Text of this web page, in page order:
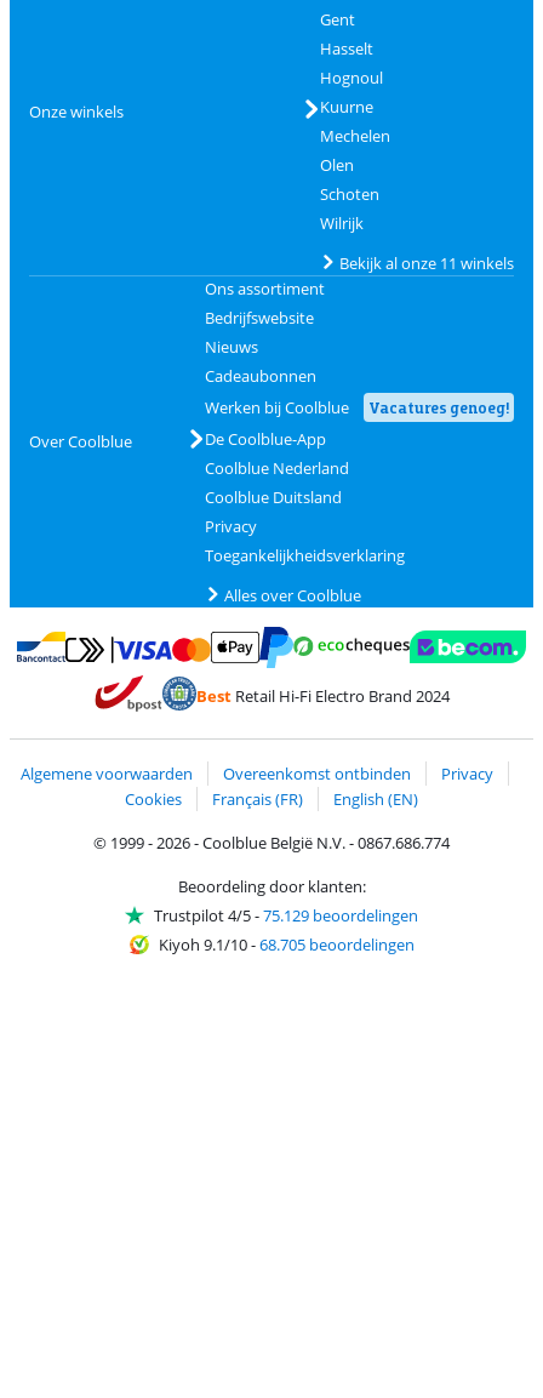
Onze winkels
Gent
Hasselt
Hognoul
Kuurne
Mechelen
Olen
Schoten
Wilrijk
Bekijk al onze 11 winkels
Over Coolblue
Ons assortiment
Bedrijfswebsite
Nieuws
Cadeaubonnen
Werken bij Coolblue
Vacatures genoeg!
De Coolblue-App
Coolblue Nederland
Coolblue Duitsland
Privacy
Toegankelijkheidsverklaring
Alles over Coolblue
Betalen met Bancontact
Betalen met MasterCard en Visa via ClickToPay
Betalen met PayPal
BestRetail Hi-Fi Electro Brand 2024
Algemene voorwaarden Overeenkomst ontbinden
Privacy
Cookies
Français (FR)
English (EN)
© 1999 - 2026 - Coolblue België N.V. - 0867.686.774
Beoordeling door klanten:
Trustpilot 4/5-75.129 beoordelingen
Kiyoh 9.1/10-68.705 beoordelingen